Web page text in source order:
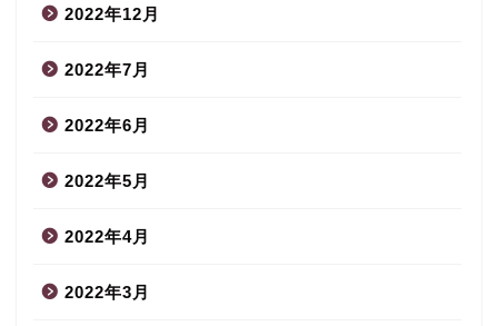
2022年12月
2022年7月
2022年6月
2022年5月
2022年4月
2022年3月